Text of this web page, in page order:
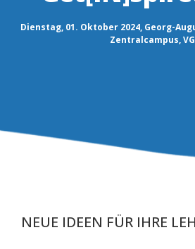
Dienstag, 01. Oktober 2024, Georg-
Zentralcampus,
NEUE IDEEN FÜR IHRE